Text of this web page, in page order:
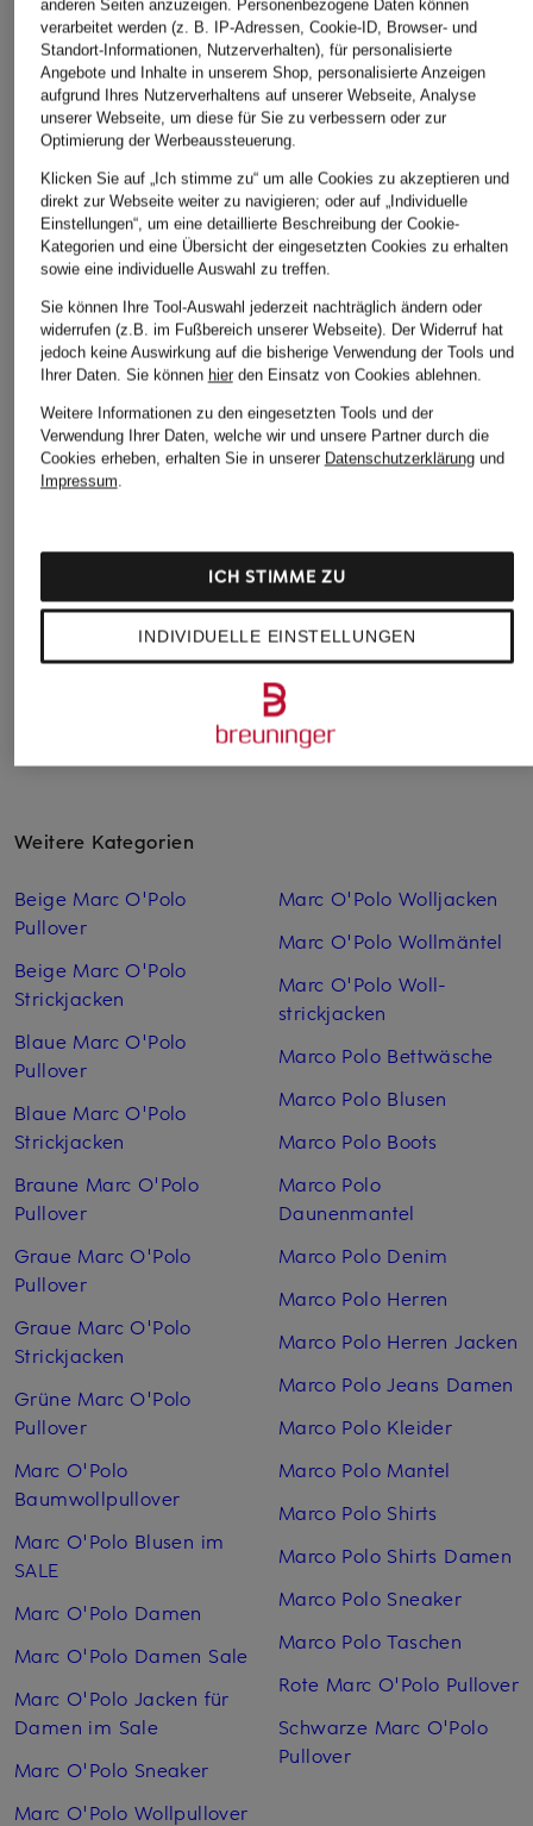
+Aktionsrabatt
HUGO
Anzughose TONY
Modern Fit
99,99 €
HUGO
Anzugshose FLIPS
119,95 €
+Aktionsrabatt
Marc O'Polo
Chino MOROT
JOGGER Extra Slim
Fit
Bestpreis:110,49 €
Weitere Kategorien
Beige Marc O'Polo
Pullover
Beige Marc O'Polo
Strickjacken
Blaue Marc O'Polo
Pullover
Blaue Marc O'Polo
Strickjacken
Braune Marc O'Polo
Pullover
Graue Marc O'Polo
Pullover
Graue Marc O'Polo
Strickjacken
Grüne Marc O'Polo
Pullover
Marc O'Polo
Baumwollpullover
Marc O'Polo Blusen im
SALE
Marc O'Polo Damen
Marc O'Polo Damen Sale
Marc O'Polo Jacken für
Damen im Sale
Marc O'Polo Sneaker
Marc O'Polo Wollpullover
Marc O'Polo Woll­jacken
Marc O'Polo Woll­mäntel
Marc O'Polo Woll­
strickjacken
Marco Polo Bettwäsche
Marco Polo Blusen
Marco Polo Boots
Marco Polo
Daunenmantel
Marco Polo Denim
Marco Polo Herren
Marco Polo Herren Jacken
Marco Polo Jeans Damen
Marco Polo Kleider
Marco Polo Mantel
Marco Polo Shirts
Marco Polo Shirts Damen
Marco Polo Sneaker
Marco Polo Taschen
Rote Marc O'Polo Pullover
Schwarze Marc O'Polo
Pullover
anderen Seiten anzuzeigen. Personenbezogene Daten können
verarbeitet werden (z. B. IP-Adressen, Cookie-ID, Browser- und
Standort-Informationen, Nutzerverhalten), für personalisierte
Angebote und Inhalte in unserem Shop, personalisierte Anzeigen
aufgrund Ihres Nutzerverhaltens auf unserer Webseite, Analyse
unserer Webseite, um diese für Sie zu verbessern oder zur
Optimierung der Werbeaussteuerung.
Klicken Sie auf „Ich stimme zu“ um alle Cookies zu akzeptieren und
direkt zur Webseite weiter zu navigieren; oder auf „Individuelle
Einstellungen“, um eine detaillierte Beschreibung der Cookie-
Kategorien und eine Übersicht der eingesetzten Cookies zu erhalten
sowie eine individuelle Auswahl zu treffen.
Sie können Ihre Tool-Auswahl jederzeit nachträglich ändern oder
widerrufen (z.B. im Fußbereich unserer Webseite). Der Widerruf hat
jedoch keine Auswirkung auf die bisherige Verwendung der Tools und
Ihrer Daten. Sie können hierden Einsatz von Cookies ablehnen.
Weitere Informationen zu den eingesetzten Tools und der
Verwendung Ihrer Daten, welche wir und unsere Partner durch die
Cookies erheben, erhalten Sie in unserer Datenschutzerklärungund
Impressum.
INDIVIDUELLE EINSTELLUNGEN
ICH STIMME ZU